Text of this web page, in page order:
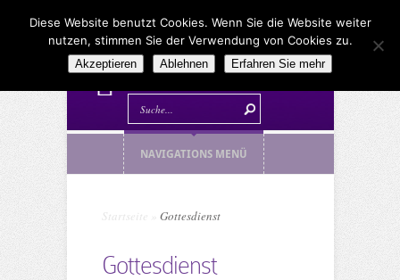
NAVIGATIONS MENÜ
Startseite Gottesdienst
Gottesdienst
Diese Website benutzt Cookies. Wenn Sie die Website weiter
nutzen, stimmen Sie der Verwendung von Cookies zu.
Akzeptieren Ablehnen Erfahren Sie mehr